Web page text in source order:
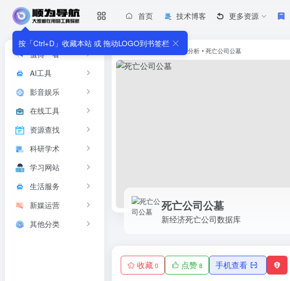
按「Ctrl+D」收藏本站 或 拖动LOGO到书签栏
首页 技术博客 更多资源
值得一看
AI工具
影音娱乐
在线工具
资源查找
科研学术
学习网站
生活服务
新媒运营
其他分类
数据分析 • 死亡公司公墓
死亡公司公墓
新经济死亡公司数据库
收藏 0 点赞 8 手机查看
死亡公司公墓
新经济死亡公司数据库